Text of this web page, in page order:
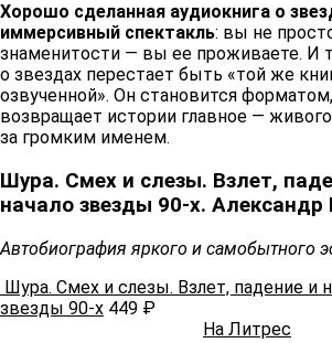
Хорошо сделанная аудиокнига о
иммерсивный спектакль: вы не
знаменитости — вы ее проживаете. И
о звездах перестает быть «той же
озвученной». Он становится
возвращает истории главное —
за громким именем.
Шура. Смех и слезы. Взлет,
начало звезды 90-х.
Автобиография яркого и самобытного
Шура. Смех и слезы. Взлет, падение и
звезды 90-х 449 ₽
На Литрес